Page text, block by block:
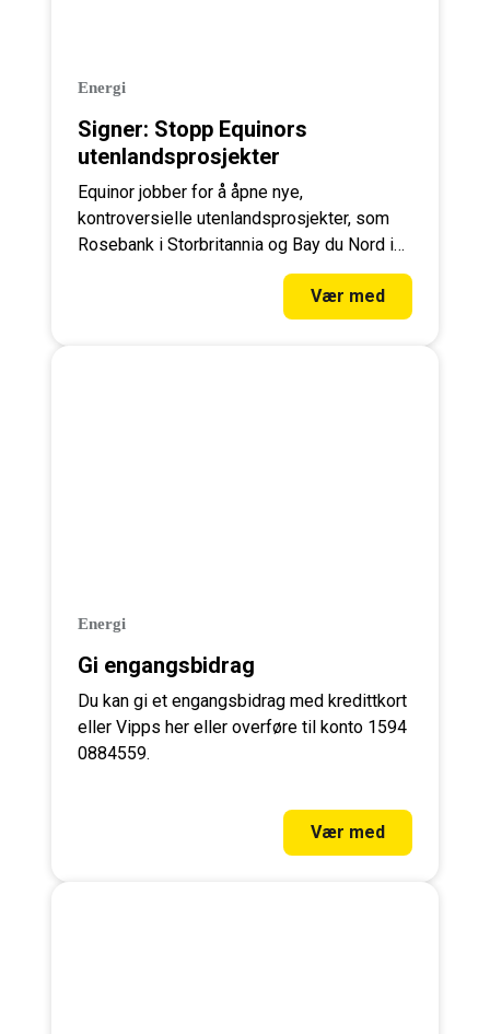
Energi
Signer: Stopp Equinors
utenlandsprosjekter
Equinor jobber for å åpne nye,
kontroversielle utenlandsprosjekter, som
Rosebank i Storbritannia og Bay du Nord i
Canada. Dette må stoppes, signer
Vær med
Energi
Gi engangsbidrag
Du kan gi et engangsbidrag med kredittkort
eller Vipps her eller overføre til konto 1594
0884559.
Vær med